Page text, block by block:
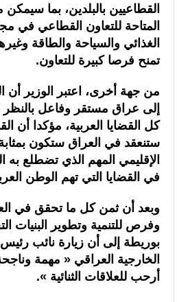
القطاعيين بالبلدين، بما
المتاحة للتعاون القطاعي في
الغذائي والسياحة والطاقة
تمنح فرصا كبيرة للتعاون.
من جهة أخرى، اعتبر الوزير أن
إلى عراق مستقر وفاعل
كل القضايا العربية، مؤكدا أن
ستنعقد في العراق ستكون بمثابة
الإقليمي المهم الذي تضطلع به
في القضايا التي تهم الوطن
وبعد أن ثمن كل ما تحقق في
وفرص للتنمية وتطوير البنيات
بوريطة إلى أن زيارة نائب
الخارجية العراقي « مهمة
أرحب للعلاقات الثنائية ».